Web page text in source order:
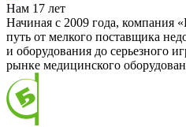
Нам 17 лет
Начиная с 2009 года, компания
путь от мелкого поставщика
и оборудования до серьезного
рынке медицинского